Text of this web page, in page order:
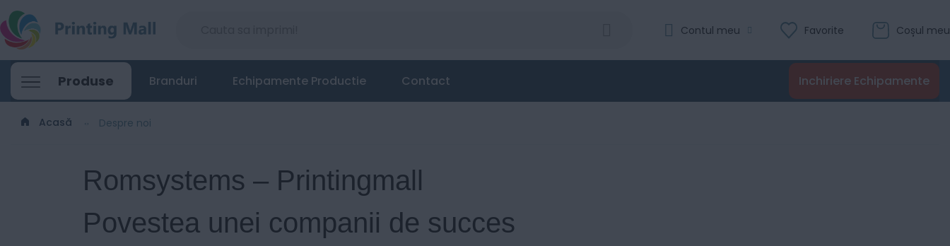
Coșul meu
Favorite
Contul meu
Produse Inchiriere Echipamente
Branduri Echipamente Productie Contact
Acasă Despre noi
Romsystems – Printingmall
Povestea unei companii de succes